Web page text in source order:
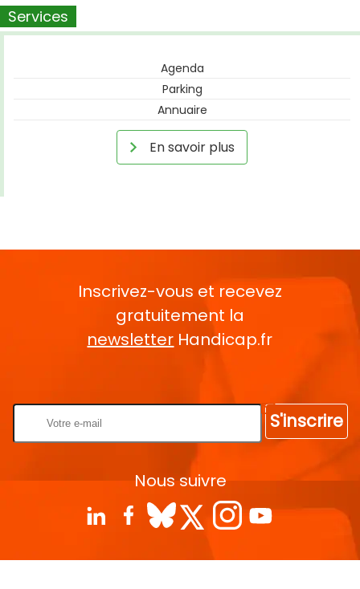
Services
Agenda
Parking
Annuaire
En savoir plus
Inscrivez-vous et recevez
gratuitement la
newsletter Handicap.fr
S'inscrire
Nous suivre